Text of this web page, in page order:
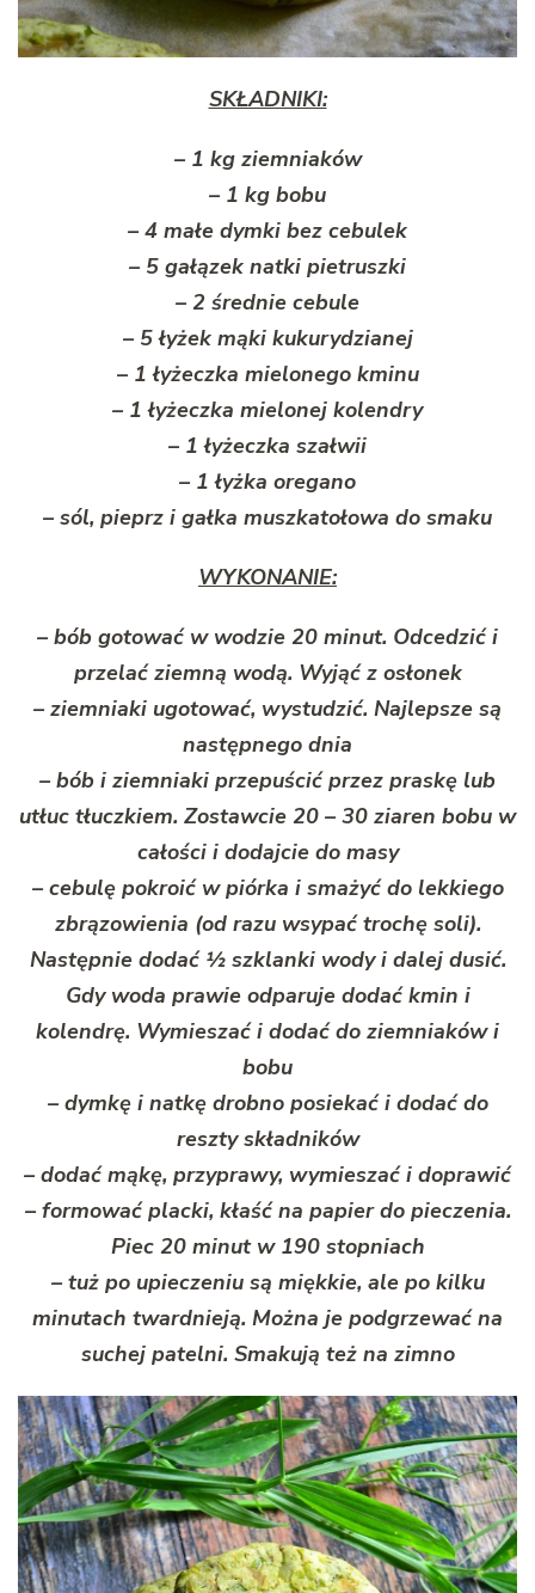
SKŁADNIKI:
– 1 kg ziemniaków
– 1 kg bobu
– 4 małe dymki bez cebulek
– 5 gałązek natki pietruszki
– 2 średnie cebule
– 5 łyżek mąki kukurydzianej
– 1 łyżeczka mielonego kminu
– 1 łyżeczka mielonej kolendry
– 1 łyżeczka szałwii
– 1 łyżka oregano
– sól, pieprz i gałka muszkatołowa do smaku
WYKONANIE:
– bób gotować w wodzie 20 minut. Odcedzić i
przelać ziemną wodą. Wyjąć z osłonek
– ziemniaki ugotować, wystudzić. Najlepsze są
następnego dnia
– bób i ziemniaki przepuścić przez praskę lub
utłuc tłuczkiem. Zostawcie 20 – 30 ziaren bobu w
całości i dodajcie do masy
– cebulę pokroić w piórka i smażyć do lekkiego
zbrązowienia (od razu wsypać trochę soli).
Następnie dodać ½ szklanki wody i dalej dusić.
Gdy woda prawie odparuje dodać kmin i
kolendrę. Wymieszać i dodać do ziemniaków i
bobu
– dymkę i natkę drobno posiekać i dodać do
reszty składników
– dodać mąkę, przyprawy, wymieszać i doprawić
– formować placki, kłaść na papier do pieczenia.
Piec 20 minut w 190 stopniach
– tuż po upieczeniu są miękkie, ale po kilku
minutach twardnieją. Można je podgrzewać na
suchej patelni. Smakują też na zimno